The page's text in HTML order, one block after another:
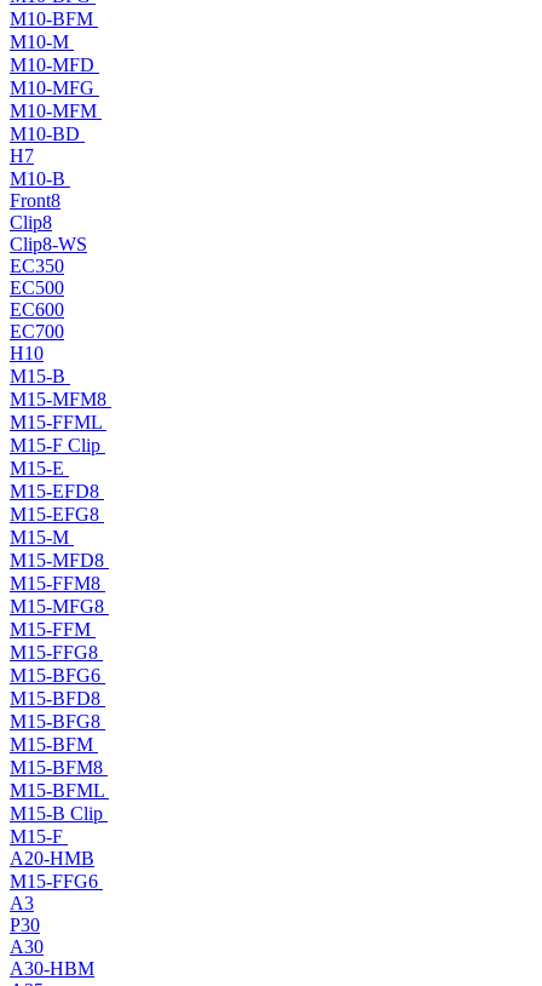
M10-BFM
M10-M
M10-MFD
M10-MFG
M10-MFM
M10-BD
H7
M10-B
Front8
Clip8
Clip8-WS
EC350
EC500
EC600
EC700
H10
M15-B
M15-MFM8
M15-FFML
M15-F Clip
M15-E
M15-EFD8
M15-EFG8
M15-M
M15-MFD8
M15-FFM8
M15-MFG8
M15-FFM
M15-FFG8
M15-BFG6
M15-BFD8
M15-BFG8
M15-BFM
M15-BFM8
M15-BFML
M15-B Clip
M15-F
A20-HMB
M15-FFG6
A3
P30
A30
A30-HBM